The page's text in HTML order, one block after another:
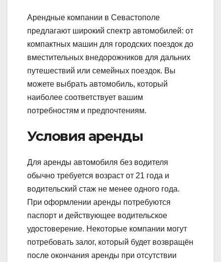
Арендные компании в Севастополе
предлагают широкий спектр автомобилей: от
компактных машин для городских поездок до
вместительных внедорожников для дальних
путешествий или семейных поездок. Вы
можете выбрать автомобиль, который
наиболее соответствует вашим
потребностям и предпочтениям.
Условия аренды
Для аренды автомобиля без водителя
обычно требуется возраст от 21 года и
водительский стаж не менее одного года.
При оформлении аренды потребуются
паспорт и действующее водительское
удостоверение. Некоторые компании могут
потребовать залог, который будет возвращён
после окончания аренды при отсутствии